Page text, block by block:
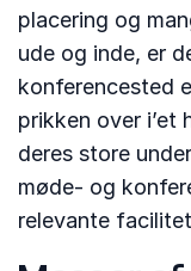
placering og
ude og inde, er
konferencested
prikken over i’et
deres store
møde- og
relevante